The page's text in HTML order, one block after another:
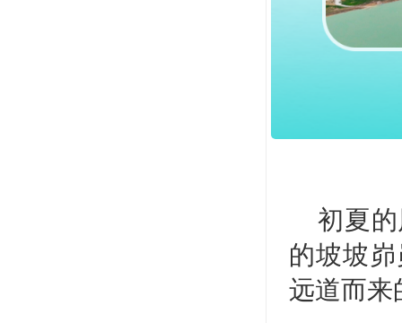
初夏
的坡坡
远道而来